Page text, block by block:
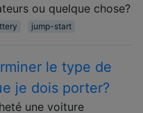
ou quelque chose?
jump-start
le type de
je dois porter?
une voiture